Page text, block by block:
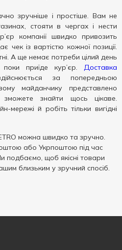
зручніше і простіше. Вам не
стояти в чергах і нести
компанії швидко привозить
чек із вартістю кожної позиції.
А ще немає потреби цілий день
приїде кур’єр. Доставка
за попередньою
майданчику представлено
знайти щось цікаве.
мережі й робіть тільки вигідні
можна швидко та зручно.
або Укрпоштою під час
подбаємо, щоб якісні товари
близьким у зручний спосіб.